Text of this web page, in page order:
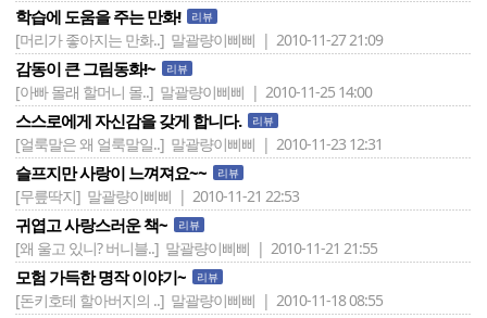
학습에 도움을 주는 만화! 리뷰
[머리가 좋아지는 만화..] 말괄량이삐삐 | 2010-11-27 21:09
감동이 큰 그림동화!~ 리뷰
[아빠 몰래 할머니 몰..] 말괄량이삐삐 | 2010-11-25 14:00
스스로에게 자신감을 갖게 합니다. 리뷰
[얼룩말은 왜 얼룩말일..] 말괄량이삐삐 | 2010-11-23 12:31
슬프지만 사랑이 느껴져요~~ 리뷰
[무릎딱지] 말괄량이삐삐 | 2010-11-21 22:53
귀엽고 사랑스러운 책~ 리뷰
[왜 울고 있니? 버니블..] 말괄량이삐삐 | 2010-11-21 21:55
모험 가득한 명작 이야기~ 리뷰
[돈키호테 할아버지의 ..] 말괄량이삐삐 | 2010-11-18 08:55